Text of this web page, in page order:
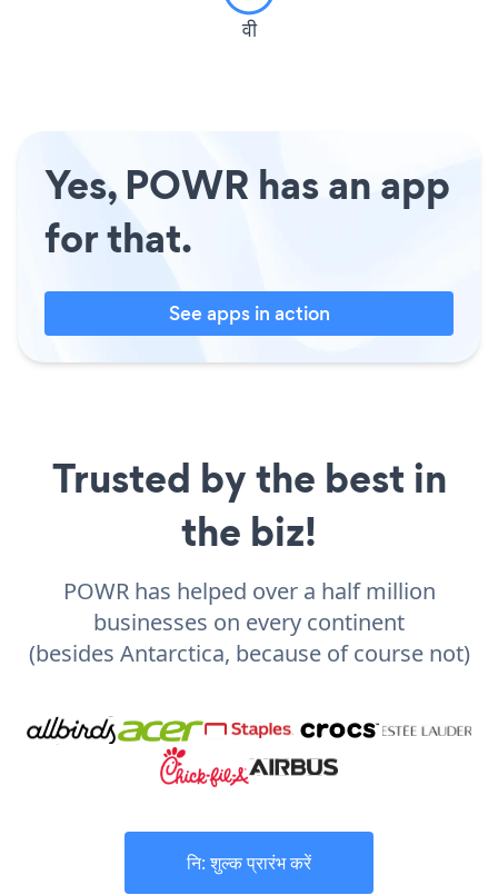
वी
Yes, POWR has an app
for that.
See apps in action
Trusted by the best in
the biz!
POWR has helped over a half million
businesses on every continent
(besides Antarctica, because of course not)
नि: शुल्क प्रारंभ करें